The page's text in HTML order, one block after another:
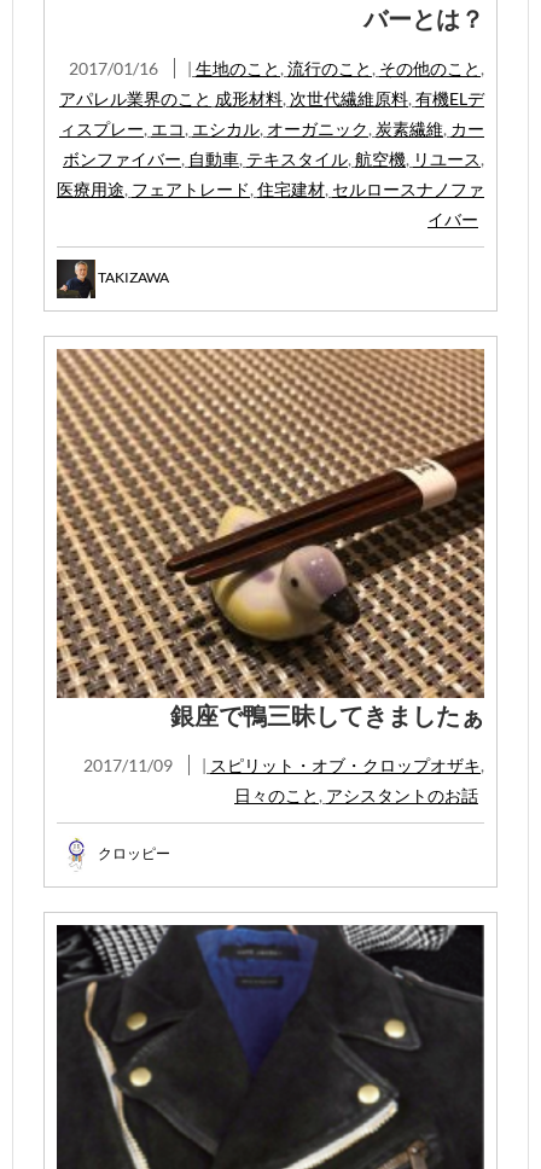
バーとは？
2017/01/16 | 生地のこと , 流行のこと , その他のこと ,
アパレル業界のこと 成形材料, 次世代繊維原料, 有機ELデ
ィスプレー, エコ, エシカル, オーガニック, 炭素繊維, カー
ボンファイバー, 自動車, テキスタイル, 航空機, リユース,
医療用途, フェアトレード, 住宅建材, セルロースナノファ
イバー
TAKIZAWA
銀座で鴨三昧してきましたぁ
2017/11/09 | スピリット・オブ・クロップオザキ,
日々のこと , アシスタントのお話
クロッピー